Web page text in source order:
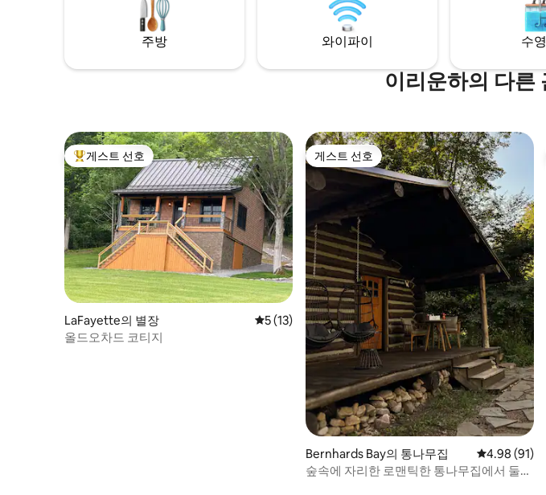
주방 와이파이 수
이리운하의 다른
상위 게스트 선호
게스트 선호
LaFayette의 별장 평점 5점(5점 만점), 후기 13개
5 (13)
올드오차드 코티지
게스트 선호
게스트 선호
Bernhards Bay의 통나무집 평점 4.98점
4.98 (91)
숲속에 자리한 로맨틱한 통나무집에서 둘만